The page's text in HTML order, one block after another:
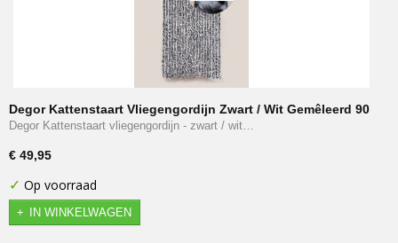
Degor Kattenstaart Vliegengordijn Zwart / Wit Gemêleerd 90
x 210 cm
Degor Kattenstaart vliegengordijn - zwart / wit…
€ 49,95
✓ Op voorraad
IN WINKELWAGEN